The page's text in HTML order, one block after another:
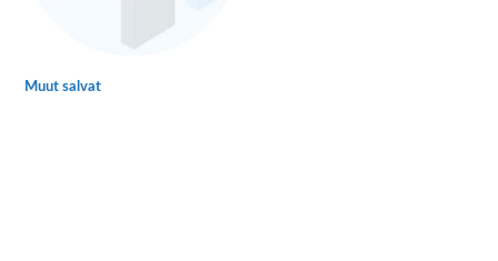
Muut salvat